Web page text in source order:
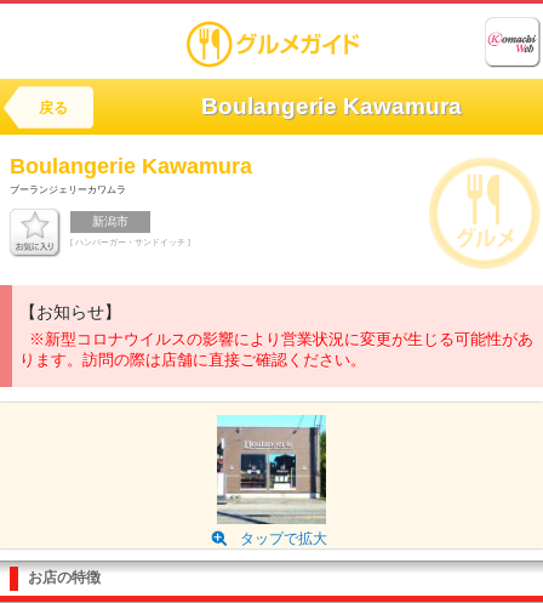
戻る Boulangerie Kawamura
Boulangerie Kawamura
ブーランジェリーカワムラ
新潟市
[ ハンバーガー・サンドイッチ ]
【お知らせ】
※新型コロナウイルスの影響により営業状況に変更が生じる可能性があ
ります。訪問の際は店舗に直接ご確認ください。
タップで拡大
お店の特徴